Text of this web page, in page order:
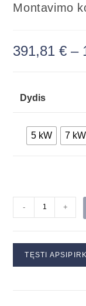
Montavimo
391,81€ –
Dydis
5 kW 7 kW
- +
TĘSTI